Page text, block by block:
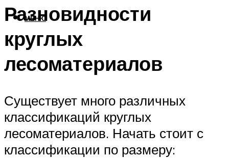
МЕНЮ
Разновидности
круглых
лесоматериалов
Существует много различных
классификаций круглых
лесоматериалов. Начать стоит с
классификации по размеру: